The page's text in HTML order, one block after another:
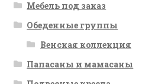
Мебель под заказ
Обеденные группы
Венская коллекция
Папасаны и мамасаны